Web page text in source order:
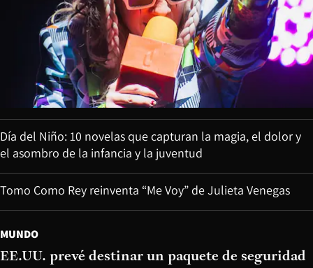
Día del Niño: 10 novelas que capturan la magia, el dolor y
el asombro de la infancia y la juventud
Tomo Como Rey reinventa “Me Voy” de Julieta Venegas
MUNDO
EE.UU. prevé destinar un paquete de seguridad